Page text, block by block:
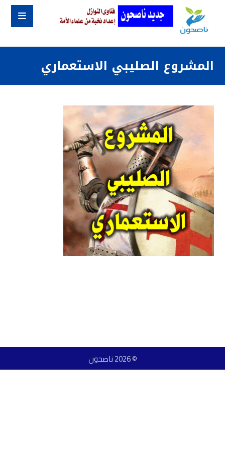
المشروع الصليبي الاستعماري
© 2026 ناصحون